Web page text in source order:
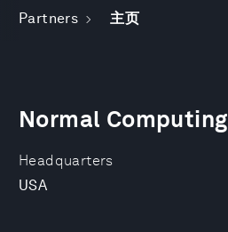
Partners 主页
Headquarters
USA
Normal Computing